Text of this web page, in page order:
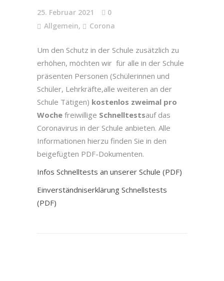
25. Februar 2021
0
Allgemein, Corona
Um den Schutz in der Schule zusätzlich zu
erhöhen, möchten wir für alle in der Schule
präsenten Personen (Schülerinnen und
Schüler, Lehrkräfte,alle weiteren an der
Schule Tätigen) kostenlos zweimal pro
Woche freiwillige Schnelltestsauf das
Coronavirus in der Schule anbieten. Alle
Informationen hierzu finden Sie in den
beigefügten PDF-Dokumenten.
Infos Schnelltests an unserer Schule (PDF)
Einverständniserklärung Schnellstests
(PDF)